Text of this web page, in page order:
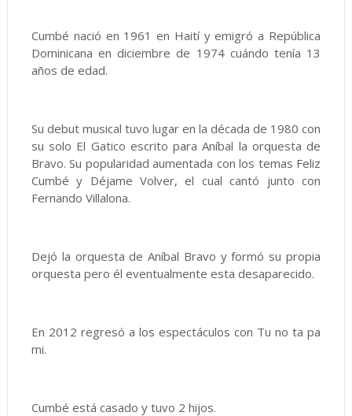
Cumbé nació en 1961 en Haití y emigró a República
Dominicana en diciembre de 1974 cuándo tenía 13
años de edad.​
Su debut musical tuvo lugar en la década de 1980 con
su solo El Gatico escrito para Aníbal la orquesta de
Bravo. Su popularidad aumentada con los temas Feliz
Cumbé y Déjame Volver, el cual cantó junto con
Fernando Villalona.​
Dejó la orquesta de Aníbal Bravo y formó su propia
orquesta pero él eventualmente esta desaparecido.​
En 2012 regresó a los espectáculos con Tu no ta pa
mi.​
Cumbé está casado y tuvo 2 hijos.​